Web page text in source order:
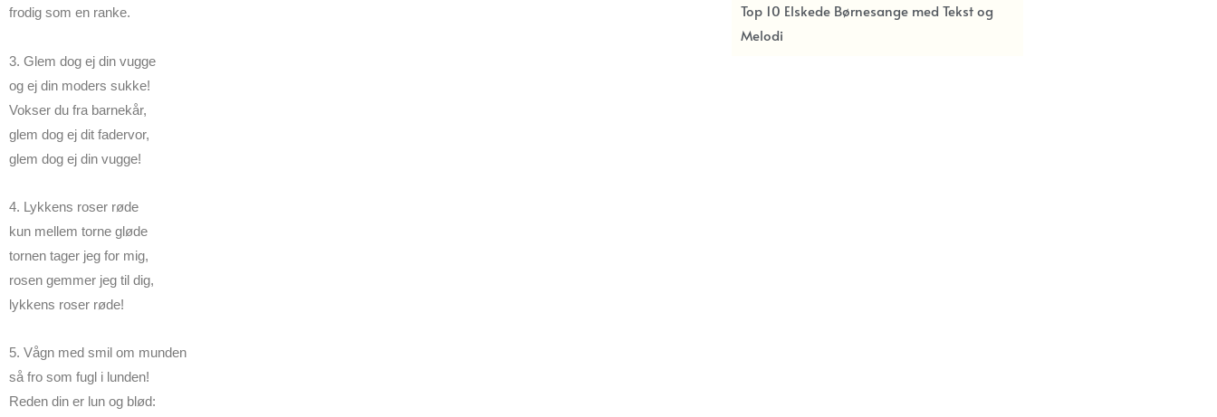
frodig som en ranke.
3. Glem dog ej din vugge
og ej din moders sukke!
Vokser du fra barnekår,
glem dog ej dit fadervor,
glem dog ej din vugge!
4. Lykkens roser røde
kun mellem torne gløde
tornen tager jeg for mig,
rosen gemmer jeg til dig,
lykkens roser røde!
5. Vågn med smil om munden
så fro som fugl i lunden!
Reden din er lun og blød:
Top 10 Elskede Børnesange med Tekst og
Melodi